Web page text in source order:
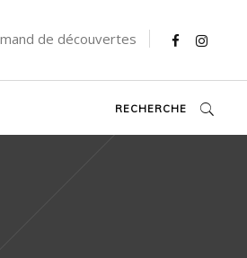
de découvertes
RECHERCHE